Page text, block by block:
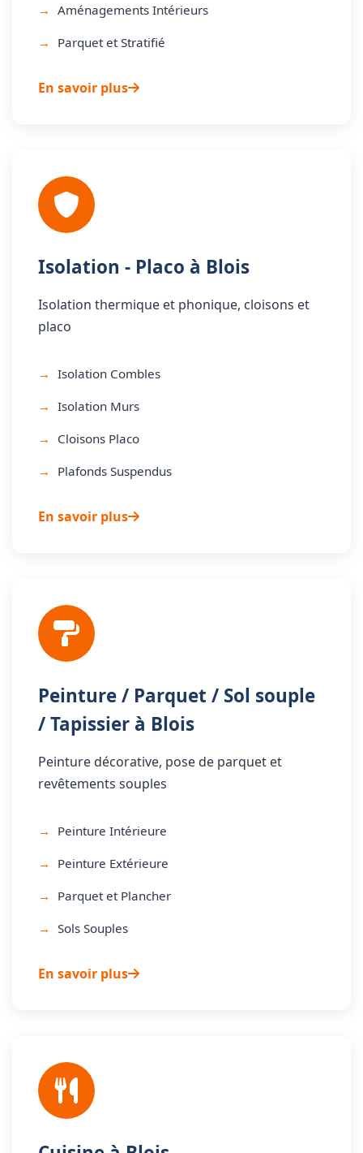
Aménagements Intérieurs
Parquet et Stratifié
En savoir plus
Isolation - Placo à Blois
Isolation thermique et phonique, cloisons et
placo
Isolation Combles
Isolation Murs
Cloisons Placo
Plafonds Suspendus
En savoir plus
Peinture / Parquet / Sol souple
/ Tapissier à Blois
Peinture décorative, pose de parquet et
revêtements souples
Peinture Intérieure
Peinture Extérieure
Parquet et Plancher
Sols Souples
En savoir plus